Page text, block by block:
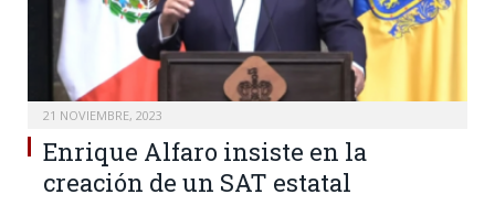
21 NOVIEMBRE, 2023
Enrique Alfaro insiste en la
creación de un SAT estatal